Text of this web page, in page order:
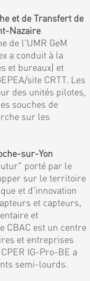
et de Transfert de
Nazaire
de l'UMR GeM
a conduit à la
et bureaux) et
site CRTT. Les
des unités pilotes,
souches de
sur les
sur-Yon
porté par le
sur le territoire
et d'innovation
et capteurs,
et
CBAC est un centre
et entreprises
IG-Pro-BE a
semi-lourds.